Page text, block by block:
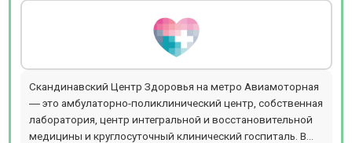
Скандинавский Центр Здоровья на метро Авиамоторная
― это амбулаторно-поликлинический центр, собственная
лаборатория, центр интегральной и восстановительной
медицины и круглосуточный клинический госпиталь. В